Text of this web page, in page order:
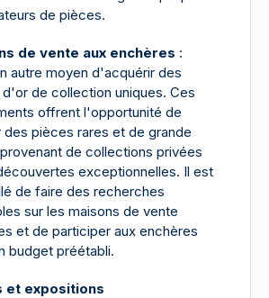
de pièces.
de vente aux enchères :
autre moyen d'acquérir des
de collection uniques. Ces
offrent l'opportunité de
des pièces rares et de grande
de collections privées
exceptionnelles. Il est
de faire des recherches
sur les maisons de vente
et de participer aux enchères
budget préétabli.
et expositions